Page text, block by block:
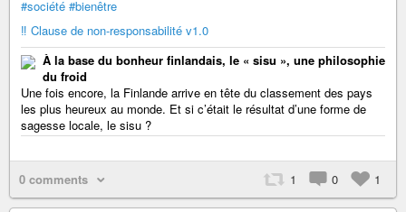
#société #bienêtre
‼️ Clause de non-responsabilité v1.0
À la base du bonheur finlandais, le « sisu », une philosophie
du froid
Une fois encore, la Finlande arrive en tête du classement des pays
les plus heureux au monde. Et si c’était le résultat d’une forme de
sagesse locale, le sisu ?
0 comments 1 0 1